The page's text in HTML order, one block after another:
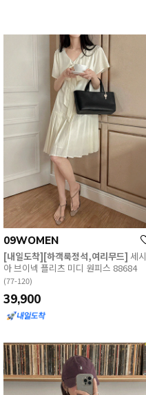
09WOMEN
[내일도착][하객룩정석,여리무드] 세시
아 브이넥 플리츠 미디 원피스 88684
(77-120)
39,900